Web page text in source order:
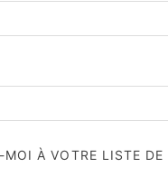
À VOTRE LISTE DE